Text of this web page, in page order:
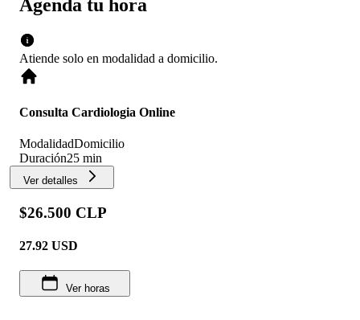
Agenda tu hora
Atiende solo en modalidad a domicilio.
Consulta Cardiologia Online
ModalidadDomicilio
Duración25 min
Ver detalles
$26.500 CLP
27.92 USD
Ver horas